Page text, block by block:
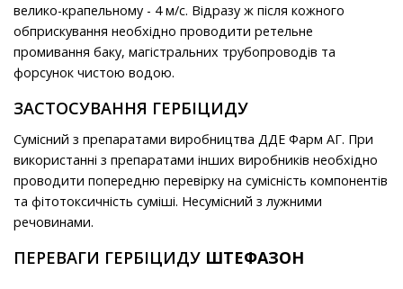
велико-крапельному - 4 м/с. Відразу ж після кожного
обприскування необхідно проводити ретельне
промивання баку, магістральних трубопроводів та
форсунок чистою водою.
ЗАСТОСУВАННЯ ГЕРБІЦИДУ
Сумісний з препаратами виробництва ДДЕ Фарм АГ. При
використанні з препаратами інших виробників необхідно
проводити попередню перевірку на сумісність компонентів
та фітотоксичність суміші. Несумісний з лужними
речовинами.
ПЕРЕВАГИ ГЕРБІЦИДУ ШТЕФАЗОН